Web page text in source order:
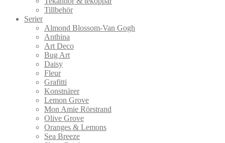
Tillbehör
Serier
Almond Blossom-Van Gogh
Anthina
Art Deco
Bug Art
Daisy
Fleur
Grafitti
Konstnärer
Lemon Grove
Mon Amie Rörstrand
Olive Grove
Oranges & Lemons
Sea Breeze